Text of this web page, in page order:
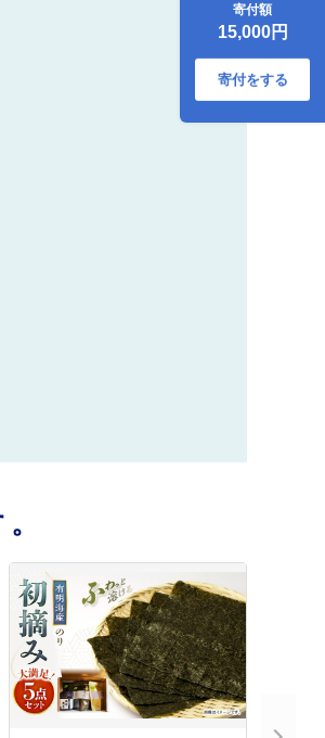
【道の駅しろいし
カンパニー】調味
料 [IAA023]
寄付額
15,000円
寄付をする